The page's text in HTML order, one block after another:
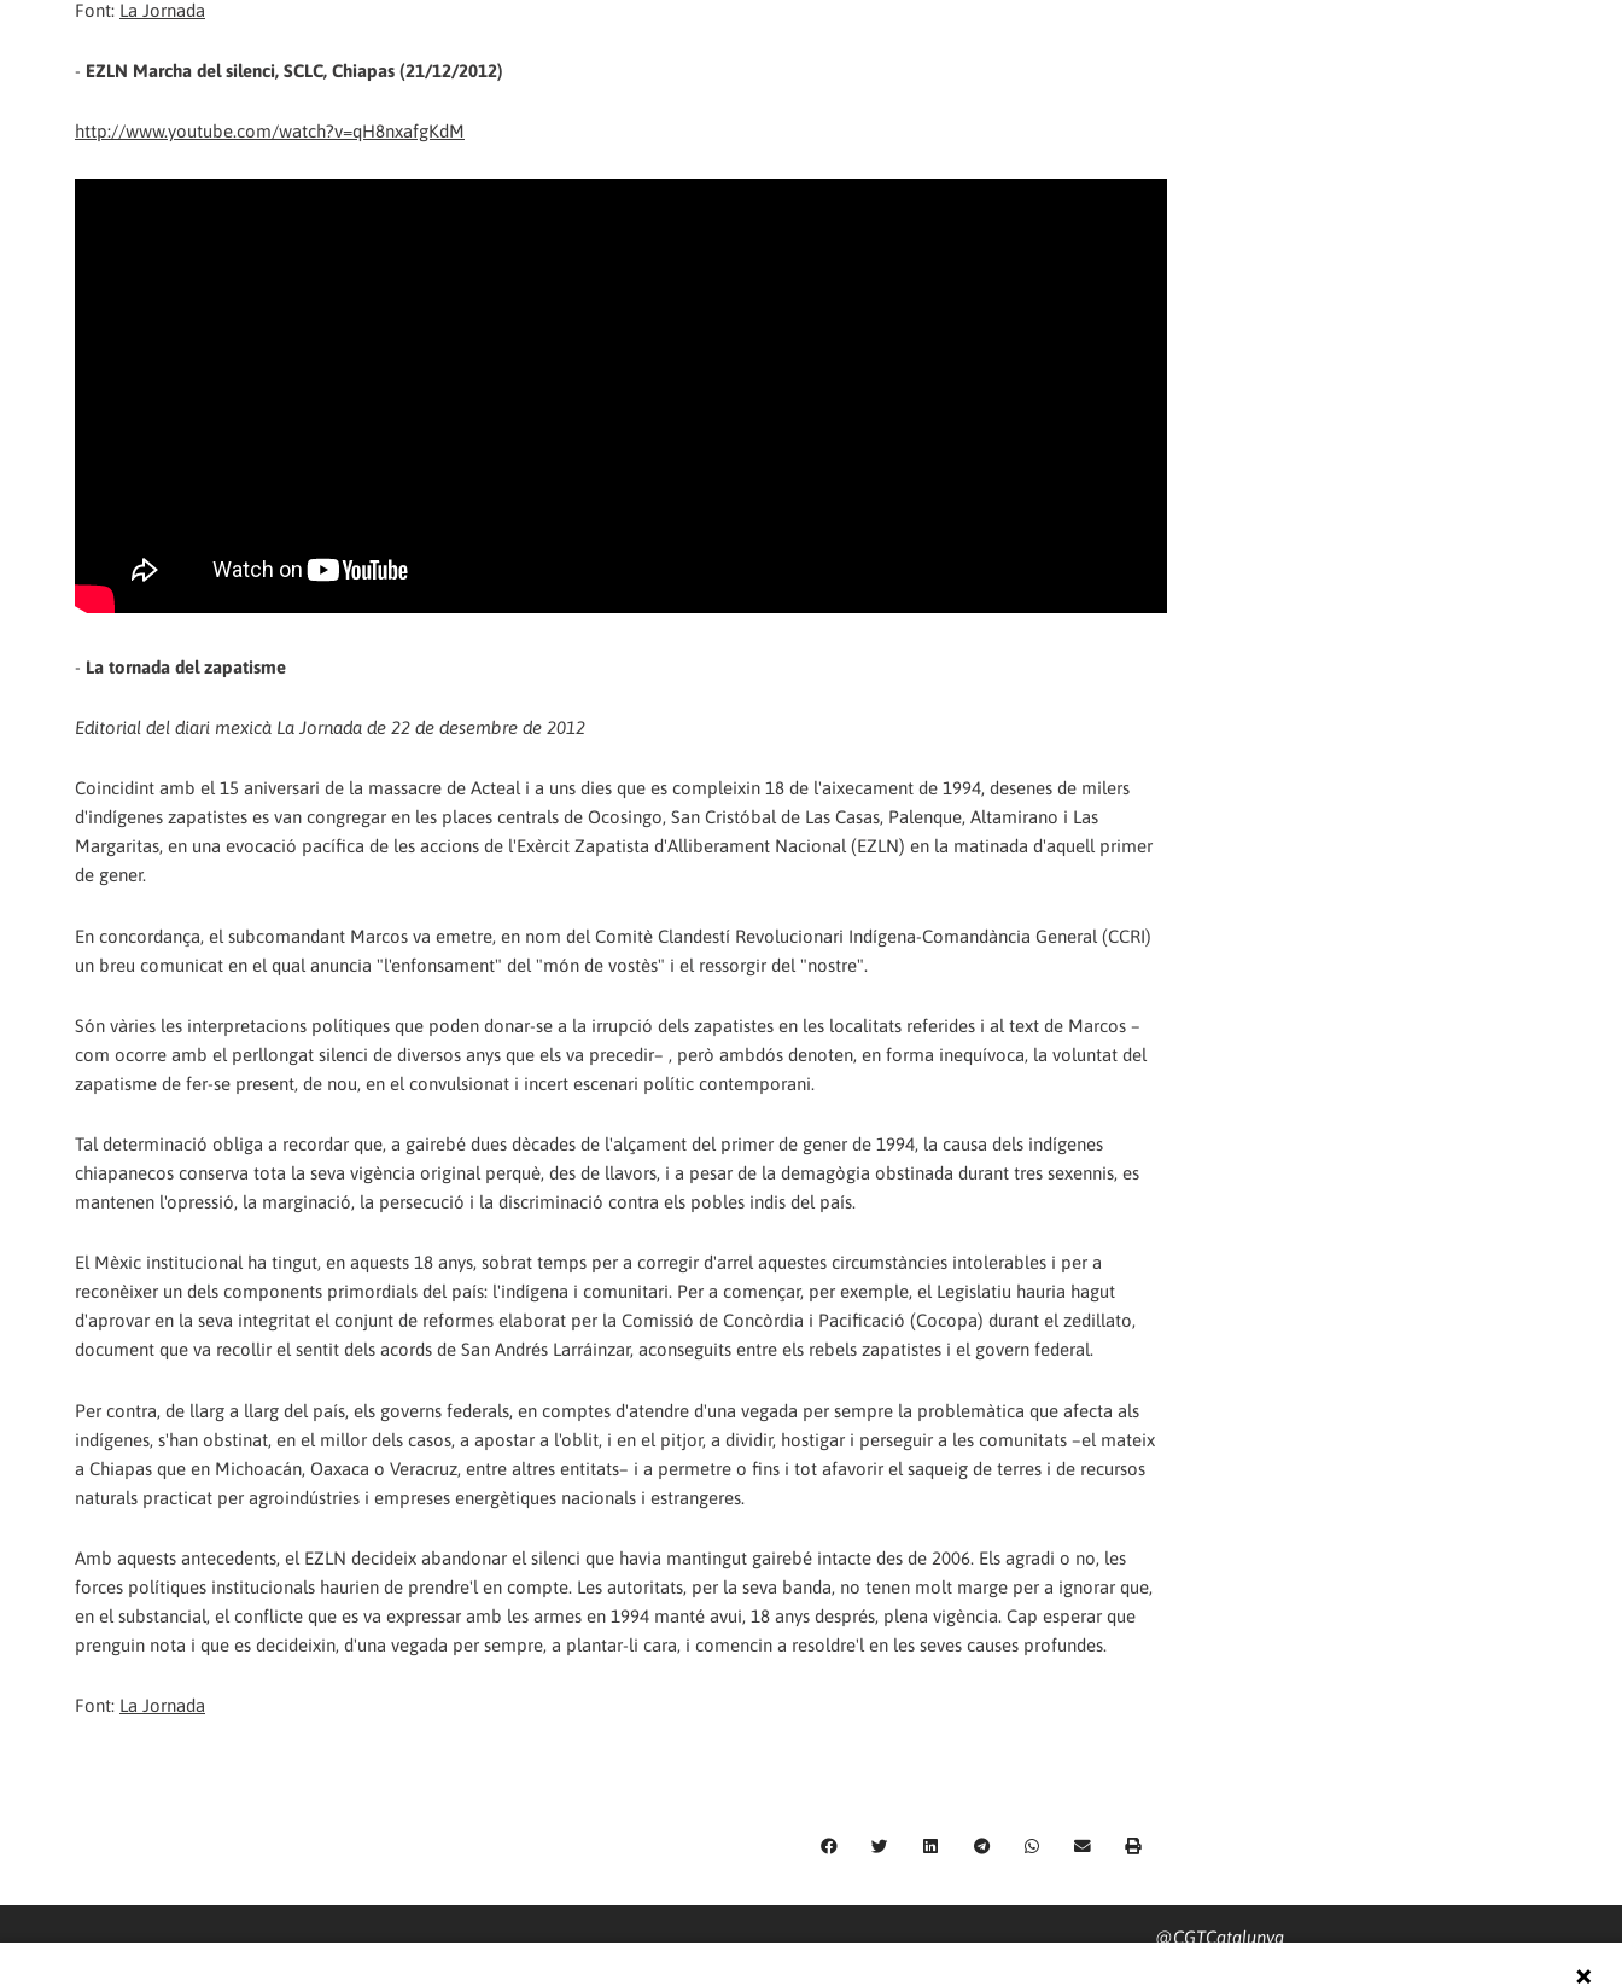
Font: La Jornada
- EZLN Marcha del silenci, SCLC, Chiapas (21/12/2012)
http://www.youtube.com/watch?v=qH8nxafgKdM
- La tornada del zapatisme
Editorial del diari mexicà La Jornada de 22 de desembre de 2012
Coincidint amb el 15 aniversari de la massacre de Acteal i a uns dies que es compleixin 18 de l'aixecament de 1994, desenes de milers
d'indígenes zapatistes es van congregar en les places centrals de Ocosingo, San Cristóbal de Las Casas, Palenque, Altamirano i Las
Margaritas, en una evocació pacífica de les accions de l'Exèrcit Zapatista d'Alliberament Nacional (EZLN) en la matinada d'aquell primer
de gener.
En concordança, el subcomandant Marcos va emetre, en nom del Comitè Clandestí Revolucionari Indígena-Comandància General (CCRI)
un breu comunicat en el qual anuncia "l'enfonsament" del "món de vostès" i el ressorgir del "nostre".
Són vàries les interpretacions polítiques que poden donar-se a la irrupció dels zapatistes en les localitats referides i al text de Marcos –
com ocorre amb el perllongat silenci de diversos anys que els va precedir– , però ambdós denoten, en forma inequívoca, la voluntat del
zapatisme de fer-se present, de nou, en el convulsionat i incert escenari polític contemporani.
Tal determinació obliga a recordar que, a gairebé dues dècades de l'alçament del primer de gener de 1994, la causa dels indígenes
chiapanecos conserva tota la seva vigència original perquè, des de llavors, i a pesar de la demagògia obstinada durant tres sexennis, es
mantenen l'opressió, la marginació, la persecució i la discriminació contra els pobles indis del país.
El Mèxic institucional ha tingut, en aquests 18 anys, sobrat temps per a corregir d'arrel aquestes circumstàncies intolerables i per a
reconèixer un dels components primordials del país: l'indígena i comunitari. Per a començar, per exemple, el Legislatiu hauria hagut
d'aprovar en la seva integritat el conjunt de reformes elaborat per la Comissió de Concòrdia i Pacificació (Cocopa) durant el zedillato,
document que va recollir el sentit dels acords de San Andrés Larráinzar, aconseguits entre els rebels zapatistes i el govern federal.
Per contra, de llarg a llarg del país, els governs federals, en comptes d'atendre d'una vegada per sempre la problemàtica que afecta als
indígenes, s'han obstinat, en el millor dels casos, a apostar a l'oblit, i en el pitjor, a dividir, hostigar i perseguir a les comunitats –el mateix
a Chiapas que en Michoacán, Oaxaca o Veracruz, entre altres entitats– i a permetre o fins i tot afavorir el saqueig de terres i de recursos
naturals practicat per agroindústries i empreses energètiques nacionals i estrangeres.
Amb aquests antecedents, el EZLN decideix abandonar el silenci que havia mantingut gairebé intacte des de 2006. Els agradi o no, les
forces polítiques institucionals haurien de prendre'l en compte. Les autoritats, per la seva banda, no tenen molt marge per a ignorar que,
en el substancial, el conflicte que es va expressar amb les armes en 1994 manté avui, 18 anys després, plena vigència. Cap esperar que
prenguin nota i que es decideixin, d'una vegada per sempre, a plantar-li cara, i comencin a resoldre'l en les seves causes profundes.
Font: La Jornada
@CGTCatalunya